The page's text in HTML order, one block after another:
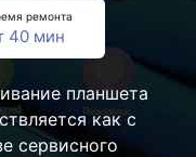
ремонта
40 мин
планшета
как с
сервисного